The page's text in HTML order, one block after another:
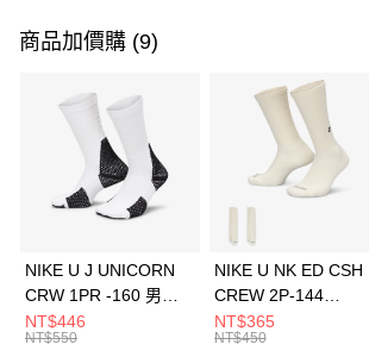
信用卡一次付款
3 期 0 利率 每期
合作金庫商業銀行
第一商業銀行
華南商業銀行
彰化商業銀行
上海商業儲蓄銀行
元大商業銀行
Apple Pay
全盈+PAY
AFTEE先享後付
商品加價購 (9)
NIKE U J UNICORN
CRW 1PR -160 男女
中統襪 FZ3393100
NT$446
NT$550
NIKE U NK ED CSH
CREW 2P-144
EMBRDY 男女 短統襪
FZ3073133
NT$365
NT$450